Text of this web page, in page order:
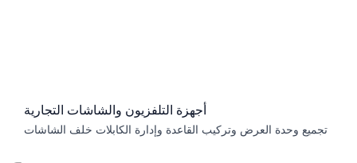
أجهزة التلفزيون والشاشات التجارية
تجميع وحدة العرض وتركيب القاعدة وإدارة الكابلات خلف الشاشات